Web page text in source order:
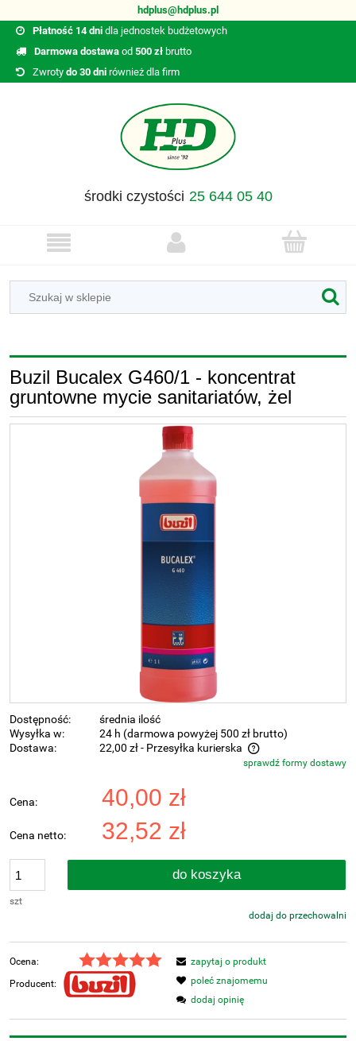
hdplus@hdplus.pl
Płatność 14 dni dla jednostek budżetowych
Darmowa dostawa od 500 zł brutto
Zwroty do 30 dni również dla firm
środki czystości 25 644 05 40
Buzil Bucalex G460/1 - koncentrat
gruntowne mycie sanitariatów, żel
Dostępność:
średnia ilość
Wysyłka w:
24 h (darmowa powyżej 500 zł brutto)
Dostawa:
22,00 zł- Przesyłka kurierska
Cena nie zawiera ewentualnych kosztów płatnościsprawdź formy dostawy
Cena: 40,00 zł
Cena netto: 32,52 zł
szt
do koszyka
dodaj do przechowalni
Ocena:
Producent:
zapytaj o produkt
poleć znajomemu
dodaj opinię